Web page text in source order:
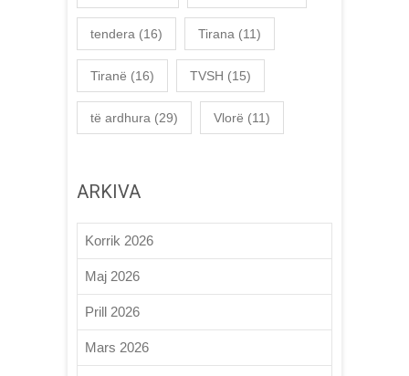
tendera (16) Tirana (11)
Tiranë (16) TVSH (15)
të ardhura (29) Vlorë (11)
ARKIVA
Korrik 2026
Maj 2026
Prill 2026
Mars 2026